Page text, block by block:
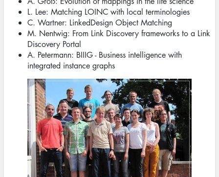
L. Lee: Matching LOINC with local terminologies
C. Wartner: LinkedDesign Object Matching
M. Nentwig: From Link Discovery frameworks to a Link
Discovery Portal
A. Petermann: BIIIG - Business intelligence with
integrated instance graphs
Image